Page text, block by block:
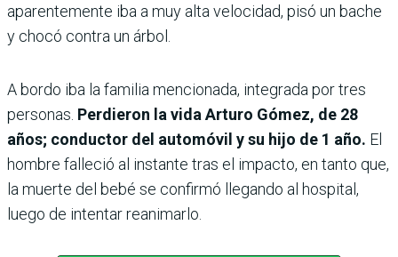
aparentemente iba a muy alta velocidad, pisó un bache
y chocó contra un árbol.
A bordo iba la familia mencionada, integrada por tres
personas. Perdieron la vida Arturo Gómez, de 28
años; conductor del automóvil y su hijo de 1 año. El
hombre falleció al instante tras el impacto, en tanto que,
la muerte del bebé se confirmó llegando al hospital,
luego de intentar reanimarlo.